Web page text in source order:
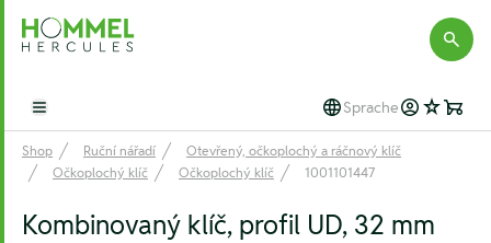
Hommel Hercules
Open main menu Sprache
Shop Ruční nářadí
Otevřený, očkoplochý a ráčnový klíč
Očkoplochý klíč
Očkoplochý klíč 1001101447
Kombinovaný klíč, profil UD, 32 mm